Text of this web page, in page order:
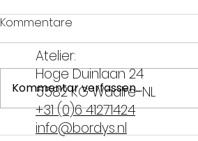
Antikatertipps aus Brabant
Kommentare
Kommentar verfassen...
Atelier:
Hoge Duinlaan 24
5582 KG Waalre-NL
+31 (0)6 41271424
info@bordys.nl